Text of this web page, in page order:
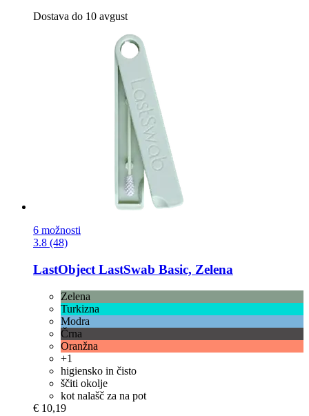
Dostava do 10 avgust
6 možnosti
3.8 (48)
LastObject LastSwab Basic, Zelena
Zelena
Turkizna
Modra
Črna
Oranžna
+1
higiensko in čisto
ščiti okolje
kot nalašč za na pot
€ 10,19